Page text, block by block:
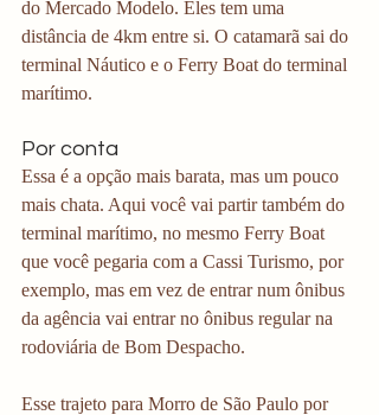
do Mercado Modelo. Eles tem uma
distância de 4km entre si. O catamarã sai do
terminal Náutico e o Ferry Boat do terminal
marítimo.
Por conta
Essa é a opção mais barata, mas um pouco
mais chata. Aqui você vai partir também do
terminal marítimo, no mesmo Ferry Boat
que você pegaria com a Cassi Turismo, por
exemplo, mas em vez de entrar num ônibus
da agência vai entrar no ônibus regular na
rodoviária de Bom Despacho.
Esse trajeto para Morro de São Paulo por